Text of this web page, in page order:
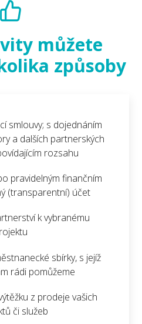
můžete
způsoby
smlouvy; s dojednáním
a dalších partnerských
rozsahu
pravidelným finančním
(transparentní) účet
k vybranému
sbírky, s jejíž
rádi pomůžeme
z prodeje vašich
či služeb